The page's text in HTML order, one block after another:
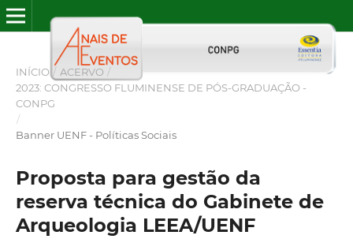
INÍCIO / ACERVO /
2023: CONGRESSO FLUMINENSE DE PÓS-GRADUAÇÃO -
CONPG
/
Banner UENF - Políticas Sociais
Proposta para gestão da
reserva técnica do Gabinete de
Arqueologia LEEA/UENF